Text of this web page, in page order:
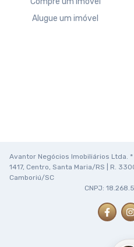
Alugue um imóvel
Avantor Negócios Imobiliários Ltda.
1417, Centro, Santa Maria/RS | R.
Camboriú/SC
CNPJ: